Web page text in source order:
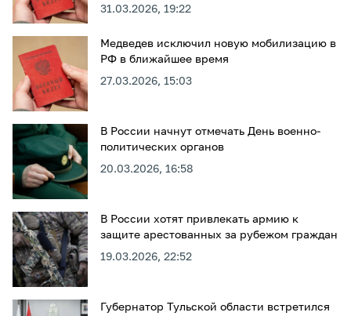
31.03.2026, 19:22
Медведев исключил новую мобилизацию в
РФ в ближайшее время
27.03.2026, 15:03
В России начнут отмечать День военно-
политических органов
20.03.2026, 16:58
В России хотят привлекать армию к
защите арестованных за рубежом граждан
19.03.2026, 22:52
Губернатор Тульской области встретился